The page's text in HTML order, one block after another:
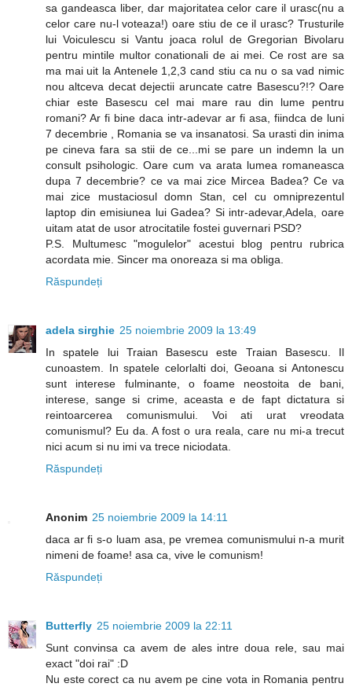
sa gandeasca liber, dar majoritatea celor care il urasc(nu a
celor care nu-l voteaza!) oare stiu de ce il urasc? Trusturile
lui Voiculescu si Vantu joaca rolul de Gregorian Bivolaru
pentru mintile multor conationali de ai mei. Ce rost are sa
ma mai uit la Antenele 1,2,3 cand stiu ca nu o sa vad nimic
nou altceva decat dejectii aruncate catre Basescu?!? Oare
chiar este Basescu cel mai mare rau din lume pentru
romani? Ar fi bine daca intr-adevar ar fi asa, fiindca de luni
7 decembrie , Romania se va insanatosi. Sa urasti din inima
pe cineva fara sa stii de ce...mi se pare un indemn la un
consult psihologic. Oare cum va arata lumea romaneasca
dupa 7 decembrie? ce va mai zice Mircea Badea? Ce va
mai zice mustaciosul domn Stan, cel cu omniprezentul
laptop din emisiunea lui Gadea? Si intr-adevar,Adela, oare
uitam atat de usor atrocitatile fostei guvernari PSD?
P.S. Multumesc "mogulelor" acestui blog pentru rubrica
acordata mie. Sincer ma onoreaza si ma obliga.
Răspundeți
adela sirghie 25 noiembrie 2009 la 13:49
In spatele lui Traian Basescu este Traian Basescu. Il
cunoastem. In spatele celorlalti doi, Geoana si Antonescu
sunt interese fulminante, o foame neostoita de bani,
interese, sange si crime, aceasta e de fapt dictatura si
reintoarcerea comunismului. Voi ati urat vreodata
comunismul? Eu da. A fost o ura reala, care nu mi-a trecut
nici acum si nu imi va trece niciodata.
Răspundeți
Anonim 25 noiembrie 2009 la 14:11
daca ar fi s-o luam asa, pe vremea comunismului n-a murit
nimeni de foame! asa ca, vive le comunism!
Răspundeți
Butterfly 25 noiembrie 2009 la 22:11
Sunt convinsa ca avem de ales intre doua rele, sau mai
exact "doi rai" :D
Nu este corect ca nu avem pe cine vota in Romania pentru